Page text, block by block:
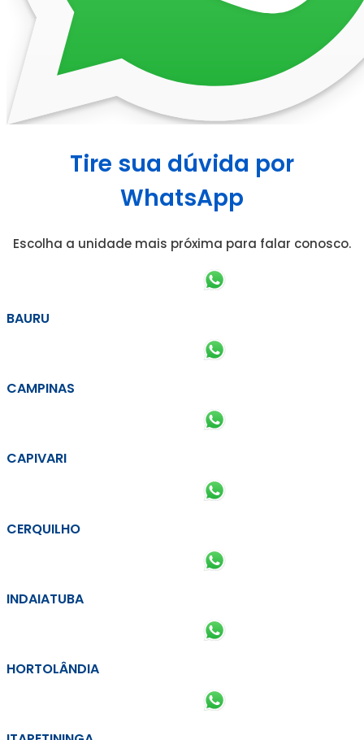
Tire sua dúvida por
WhatsApp
Escolha a unidade mais próxima para falar conosco.
BAURU
CAMPINAS
CAPIVARI
CERQUILHO
INDAIATUBA
HORTOLÂNDIA